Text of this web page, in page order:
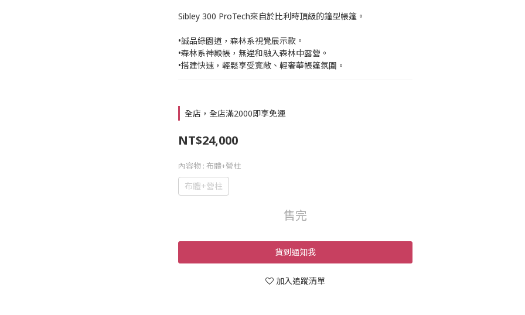
Sibley 300 ProTech來自於比利時頂級的鐘型帳篷。
•誠品綠園道，森林系視覺展示款。
•森林系神殿帳，無違和融入森林中露營。
•搭建快速，輕鬆享受寬敞、輕奢華帳篷氛圍。
全店，全店滿2000即享免運
NT$24,000
內容物 : 布體+營柱
布體+營柱
售完
貨到通知我
加入追蹤清單